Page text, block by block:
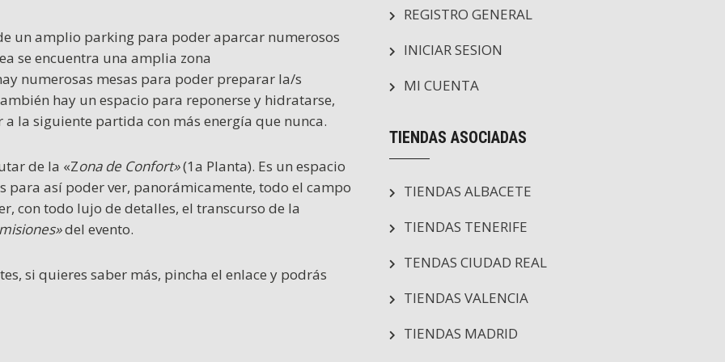
un amplio parking para poder aparcar numerosos
se encuentra una amplia zona
numerosas mesas para poder preparar la/s
hay un espacio para reponerse y hidratarse,
a la siguiente partida con más energía que nunca.
de la «Zona de Confort»(1a Planta). Es un espacio
para así poder ver, panorámicamente, todo el campo
con todo lujo de detalles, el transcurso de la
del evento.
si quieres saber más, pincha el enlace y podrás
REGISTRO GENERAL
INICIAR SESION
MI CUENTA
TIENDAS ASOCIADAS
TIENDAS ALBACETE
TIENDAS TENERIFE
TENDAS CIUDAD REAL
TIENDAS VALENCIA
TIENDAS MADRID